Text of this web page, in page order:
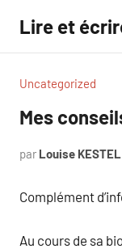
contenu
Lire et
Uncategorized
Mes
par Louise KESTEL
Complément
Au cours de sa